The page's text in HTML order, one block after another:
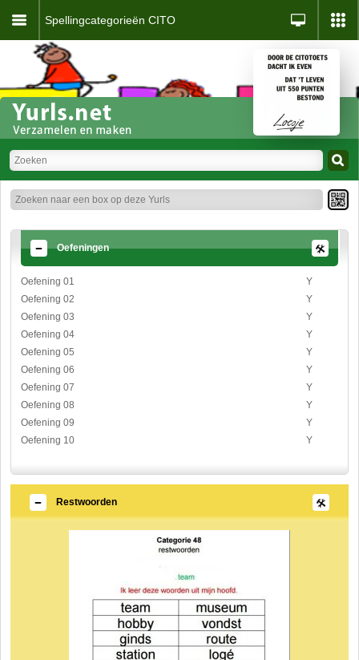
Spellingcategorieën CITO
Oefeningen
Oefening 01
Y
Oefening 02
Y
Oefening 03
Y
Oefening 04
Y
Oefening 05
Y
Oefening 06
Y
Oefening 07
Y
Oefening 08
Y
Oefening 09
Y
Oefening 10
Y
Restwoorden